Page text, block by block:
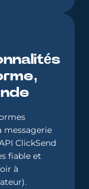
messagerie
ClickSend
fiable et
à